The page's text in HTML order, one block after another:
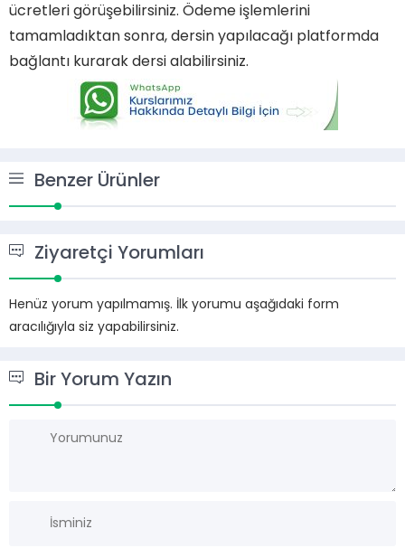
ücretleri görüşebilirsiniz. Ödeme işlemlerini
tamamladıktan sonra, dersin yapılacağı platformda
bağlantı kurarak dersi alabilirsiniz.
Benzer Ürünler
Ziyaretçi Yorumları
Henüz yorum yapılmamış. İlk yorumu aşağıdaki form
aracılığıyla siz yapabilirsiniz.
Bir Yorum Yazın